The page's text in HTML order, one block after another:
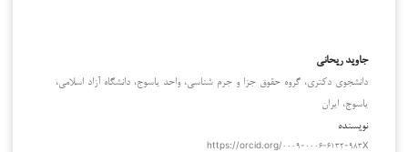
جاوید ریحانی
دانشجوی دکتری، گروه حقوق جزا و جرم شناسی، واحد یاسوج، دانشگاه آزاد اسلامی،
یاسوج، ایران
نویسنده
https://orcid.org/۰۰۰۹-۰۰۰۶-۶۱۳۲-۹۸۳X